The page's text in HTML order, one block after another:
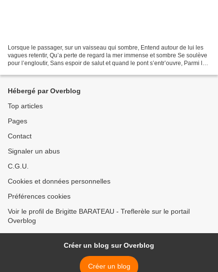
Lorsque le passager, sur un vaisseau qui sombre, Entend autour de lui les
vagues retentir, Qu’a perte de regard la mer immense et sombre Se soulève
pour l’engloutir, Sans espoir de salut et quand le pont s’entr’ouvre, Parmi les
Hébergé par Overblog
Top articles
Pages
Contact
Signaler un abus
C.G.U.
Cookies et données personnelles
Préférences cookies
Voir le profil de Brigitte BARATEAU - Treflerèle sur le portail
Overblog
Créer un blog sur Overblog
Créer un blog